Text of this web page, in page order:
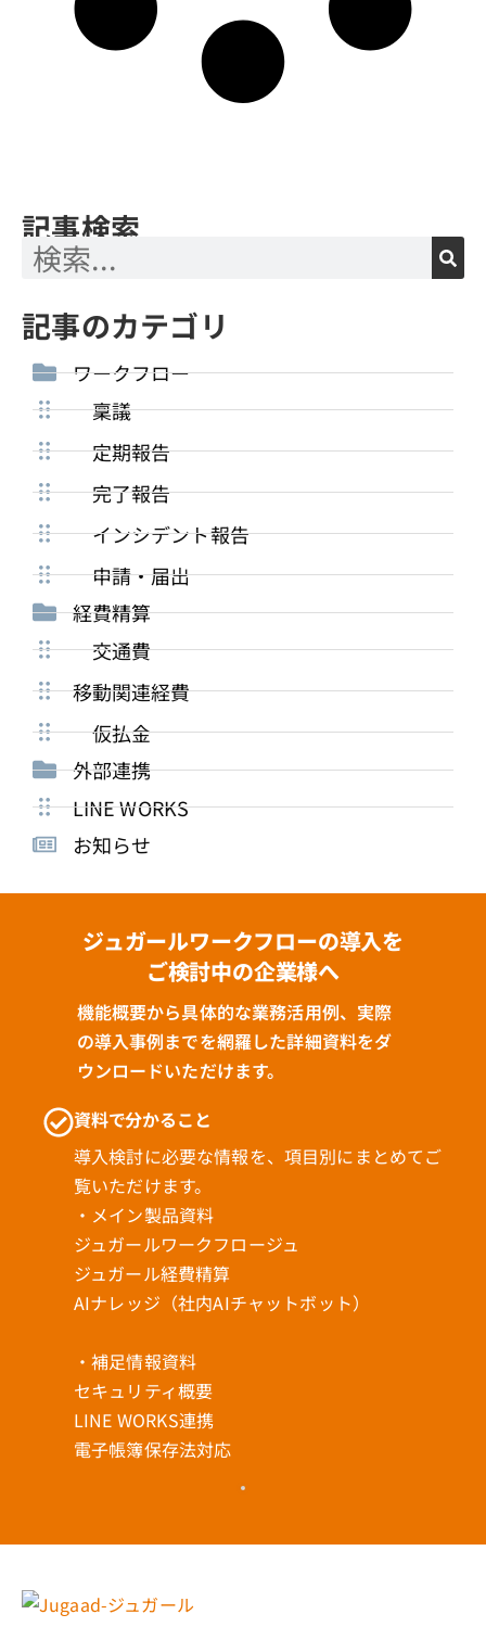
記事検索
記事のカテゴリ
ワークフロー
稟議
定期報告
完了報告
インシデント報告
申請・届出
経費精算
交通費
移動関連経費
仮払金
外部連携
LINE WORKS
お知らせ
ジュガールワークフローの導入を
ご検討中の企業様へ
機能概要から具体的な業務活用例、実際
の導入事例までを網羅した詳細資料をダ
ウンロードいただけます。
資料で分かること
導入検討に必要な情報を、項目別にまとめてご
覧いただけます。
・メイン製品資料
ジュガールワークフロージュ
ジュガール経費精算
AIナレッジ（社内AIチャットボット）
・補足情報資料
セキュリティ概要
LINE WORKS連携
電子帳簿保存法対応